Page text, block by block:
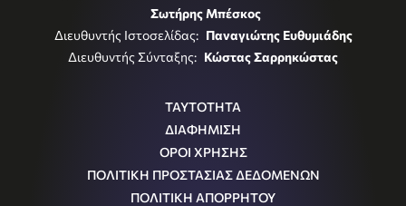
Σωτήρης Μπέσκος
Διευθυντής Ιστοσελίδας: Παναγιώτης Ευθυμιάδης
Διευθυντής Σύνταξης: Κώστας Σαρρηκώστας
ΤΑΥΤΟΤΗΤΑ
ΔΙΑΦΗΜΙΣΗ
ΟΡΟΙ ΧΡΗΣΗΣ
ΠΟΛΙΤΙΚΗ ΠΡΟΣΤΑΣΙΑΣ ΔΕΔΟΜΕΝΩΝ
ΠΟΛΙΤΙΚΗ ΑΠΟΡΡΗΤΟΥ